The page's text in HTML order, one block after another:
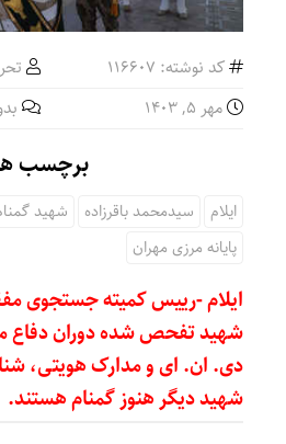
کد نوشته: 116607
مهر ۵, ۱۴۰۳
برچسب
ایلام سیدمحمد باقرزاده شهید
پایانه مرزی مهران
شهید تفحص شده دوران دفاع
شهید دیگر هنوز گمنام هستند.